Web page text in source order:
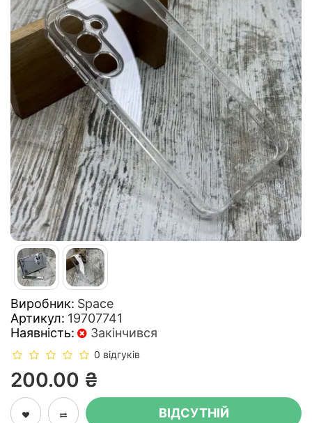
Виробник: Space
Артикул: 19707741
Наявність:
Закінчився
0 відгуків
200.00 ₴
ВІДСУТНІЙ